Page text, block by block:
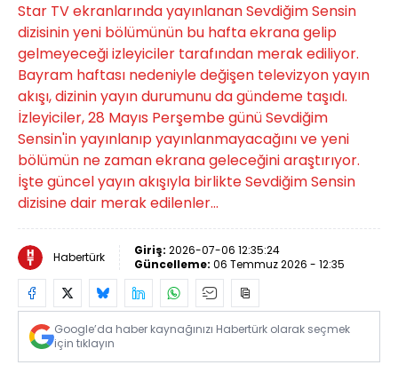
Star TV ekranlarında yayınlanan Sevdiğim Sensin
dizisinin yeni bölümünün bu hafta ekrana gelip
gelmeyeceği izleyiciler tarafından merak ediliyor.
Bayram haftası nedeniyle değişen televizyon yayın
akışı, dizinin yayın durumunu da gündeme taşıdı.
İzleyiciler, 28 Mayıs Perşembe günü Sevdiğim
Sensin'in yayınlanıp yayınlanmayacağını ve yeni
bölümün ne zaman ekrana geleceğini araştırıyor.
İşte güncel yayın akışıyla birlikte Sevdiğim Sensin
dizisine dair merak edilenler…
Habertürk Giriş: 2026-07-06 12:35:24
Güncelleme: 06 Temmuz 2026 - 12:35
Google’da haber kaynağınızı Habertürk olarak seçmek
için tıklayın